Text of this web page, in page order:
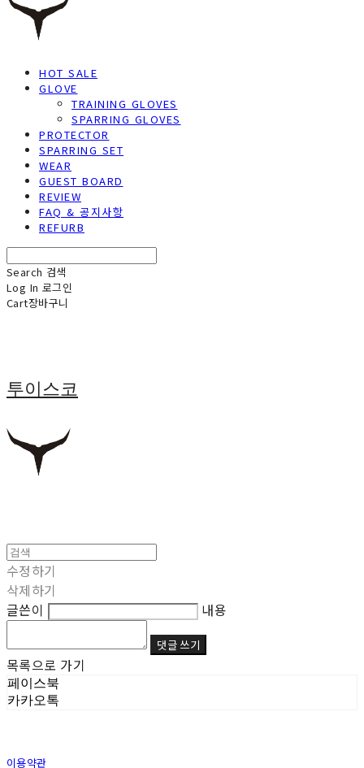
HOT SALE
GLOVE
TRAINING GLOVES
SPARRING GLOVES
PROTECTOR
SPARRING SET
WEAR
GUEST BOARD
REVIEW
FAQ & 공지사항
REFURB
Search 검색
Log In 로그인
Cart장바구니
투이스코
수정하기
삭제하기
글쓴이
내용
댓글 쓰기
목록으로 가기
페이스북
카카오톡
이용약관